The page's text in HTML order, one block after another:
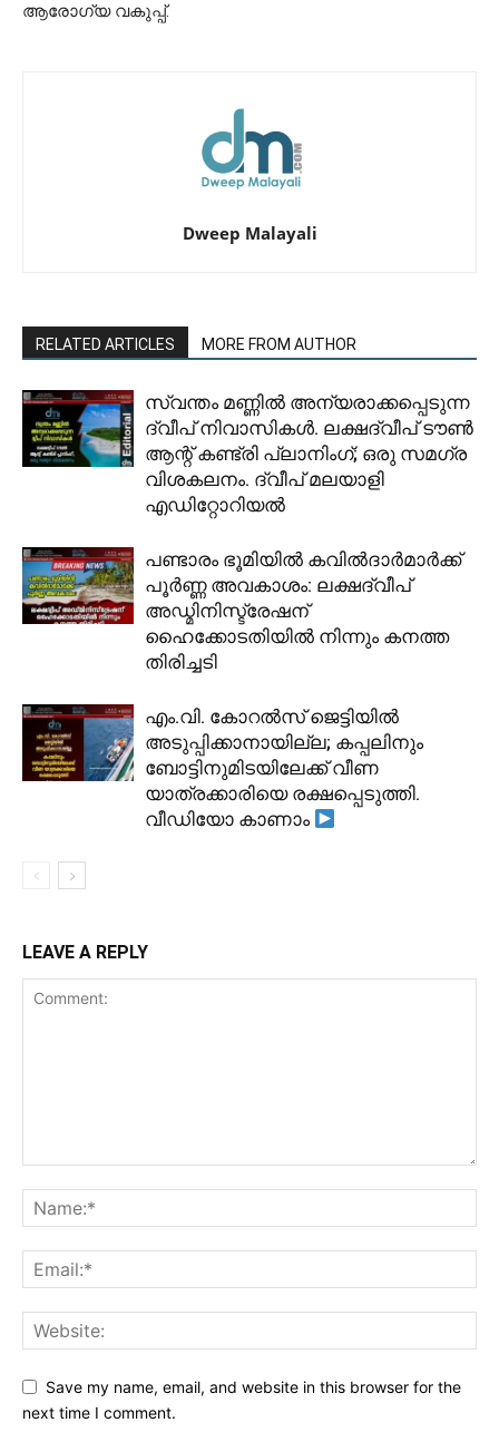
ആരോഗ്യ വകുപ്പ്.
Dweep Malayali
RELATED ARTICLES MORE FROM AUTHOR
സ്വന്തം മണ്ണിൽ അന്യരാക്കപ്പെടുന്ന
ദ്വീപ് നിവാസികൾ. ലക്ഷദ്വീപ് ടൗൺ
ആന്റ് കണ്ട്രി പ്ലാനിംഗ്; ഒരു സമഗ്ര
വിശകലനം. ദ്വീപ് മലയാളി
എഡിറ്റോറിയൽ
പണ്ടാരം ഭൂമിയിൽ കവിൽദാർമാർക്ക്
പൂർണ്ണ അവകാശം: ലക്ഷദ്വീപ്
അഡ്മിനിസ്ട്രേഷന്
ഹൈക്കോടതിയിൽ നിന്നും കനത്ത
തിരിച്ചടി
​എം.വി. കോറൽസ് ജെട്ടിയിൽ
അടുപ്പിക്കാനായില്ല; കപ്പലിനും
ബോട്ടിനുമിടയിലേക്ക് വീണ
യാത്രക്കാരിയെ രക്ഷപ്പെടുത്തി.
വീഡിയോ കാണാം
LEAVE A REPLY
Save my name, email, and website in this browser for the
next time I comment.